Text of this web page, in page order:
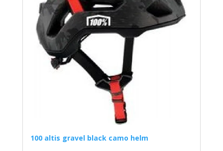
100 altis gravel black camo helm